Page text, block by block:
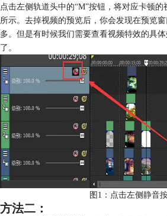
点击左侧轨道头中的“M”按钮，将对应卡顿
所示。去掉视频的预览后，你会发现在预览
多。但是有时候我们需要查看视频特效的具
了。
图1：点击左侧静音
方法二：